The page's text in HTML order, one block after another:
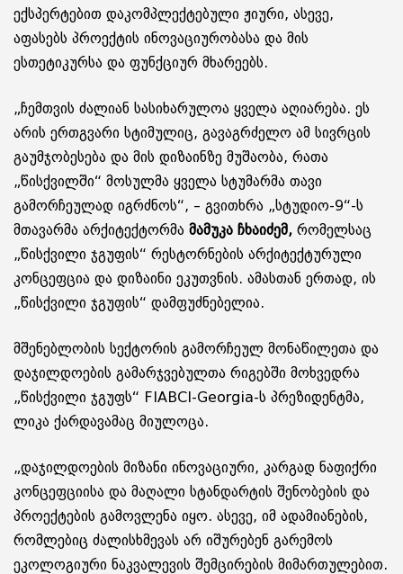
ექსპერტებით დაკომპლექტებული ჟიური, ასევე,
აფასებს პროექტის ინოვაციურობასა და მის
ესთეტიკურსა და ფუნქციურ მხარეებს.
„ჩემთვის ძალიან სასიხარულოა ყველა აღიარება. ეს
არის ერთგვარი სტიმულიც, გავაგრძელო ამ სივრცის
გაუმჯობესება და მის დიზაინზე მუშაობა, რათა
„წისქვილში“ მოსულმა ყველა სტუმარმა თავი
გამორჩეულად იგრძნოს“, – გვითხრა „სტუდიო-9“-ს
მთავარმა არქიტექტორმა მამუკა ჩხაიძემ, რომელსაც
„წისქვილი ჯგუფის“ რესტორნების არქიტექტურული
კონცეფცია და დიზაინი ეკუთვნის. ამასთან ერთად, ის
„წისქვილი ჯგუფის“ დამფუძნებელია.
მშენებლობის სექტორის გამორჩეულ მონაწილეთა და
დაჯილდოების გამარჯვებულთა რიგებში მოხვედრა
„წისქვილი ჯგუფს“ FIABCI-Georgia-ს პრეზიდენტმა,
ლიკა ქარდავამაც მიულოცა.
„დაჯილდოების მიზანი ინოვაციური, კარგად ნაფიქრი
კონცეფციისა და მაღალი სტანდარტის შენობების და
პროექტების გამოვლენა იყო. ასევე, იმ ადამიანების,
რომლებიც ძალისხმევას არ იშურებენ გარემოს
ეკოლოგიური ნაკვალევის შემცირების მიმართულებით.